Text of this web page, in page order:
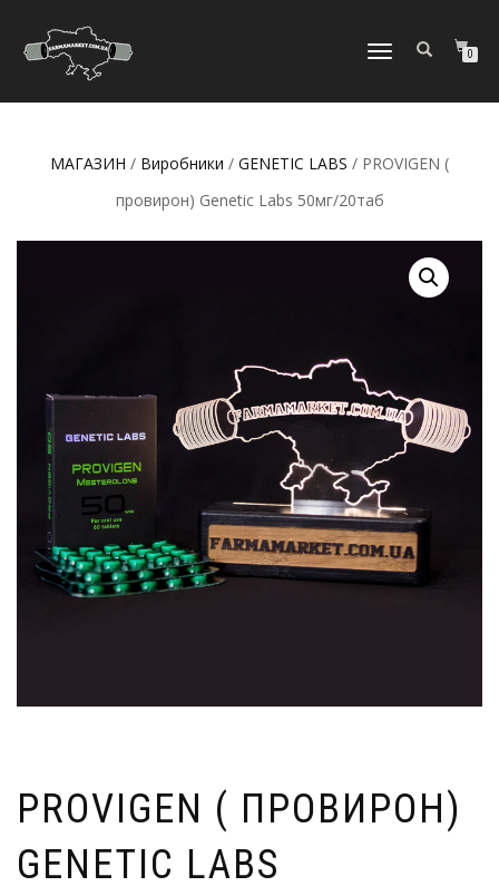
МОБІЛЬНЕ
0
МАГАЗИН / Виробники / GENETIC LABS / PROVIGEN (
провирон) Genetic Labs 50мг/20таб
PROVIGEN ( ПРОВИРОН)
GENETIC LABS